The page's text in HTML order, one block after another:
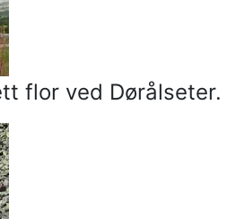
flor ved Dørålseter.